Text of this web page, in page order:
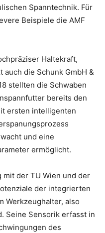
Spanntechnik. Für
Beispiele die AMF
Haltekraft,
die Schunk GmbH &
stellten die Schwaben
bereits den
ersten intelligenten
und eine
ermöglicht.
der TU Wien und der
der integrierten
Werkzeughalter, also
Seine Sensorik erfasst in
des